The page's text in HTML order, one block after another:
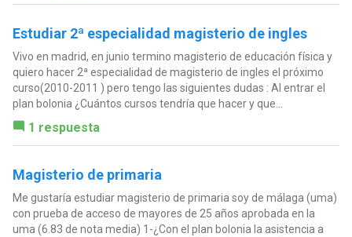
Estudiar 2ª especialidad magisterio de ingles
Vivo en madrid, en junio termino magisterio de educación física y
quiero hacer 2ª especialidad de magisterio de ingles el próximo
curso(2010-2011 ) pero tengo las siguientes dudas : Al entrar el
plan bolonia ¿Cuántos cursos tendría que hacer y que...
1 respuesta
Magisterio de primaria
Me gustaría estudiar magisterio de primaria soy de málaga (uma)
con prueba de acceso de mayores de 25 años aprobada en la
uma (6.83 de nota media) 1-¿Con el plan bolonia la asistencia a